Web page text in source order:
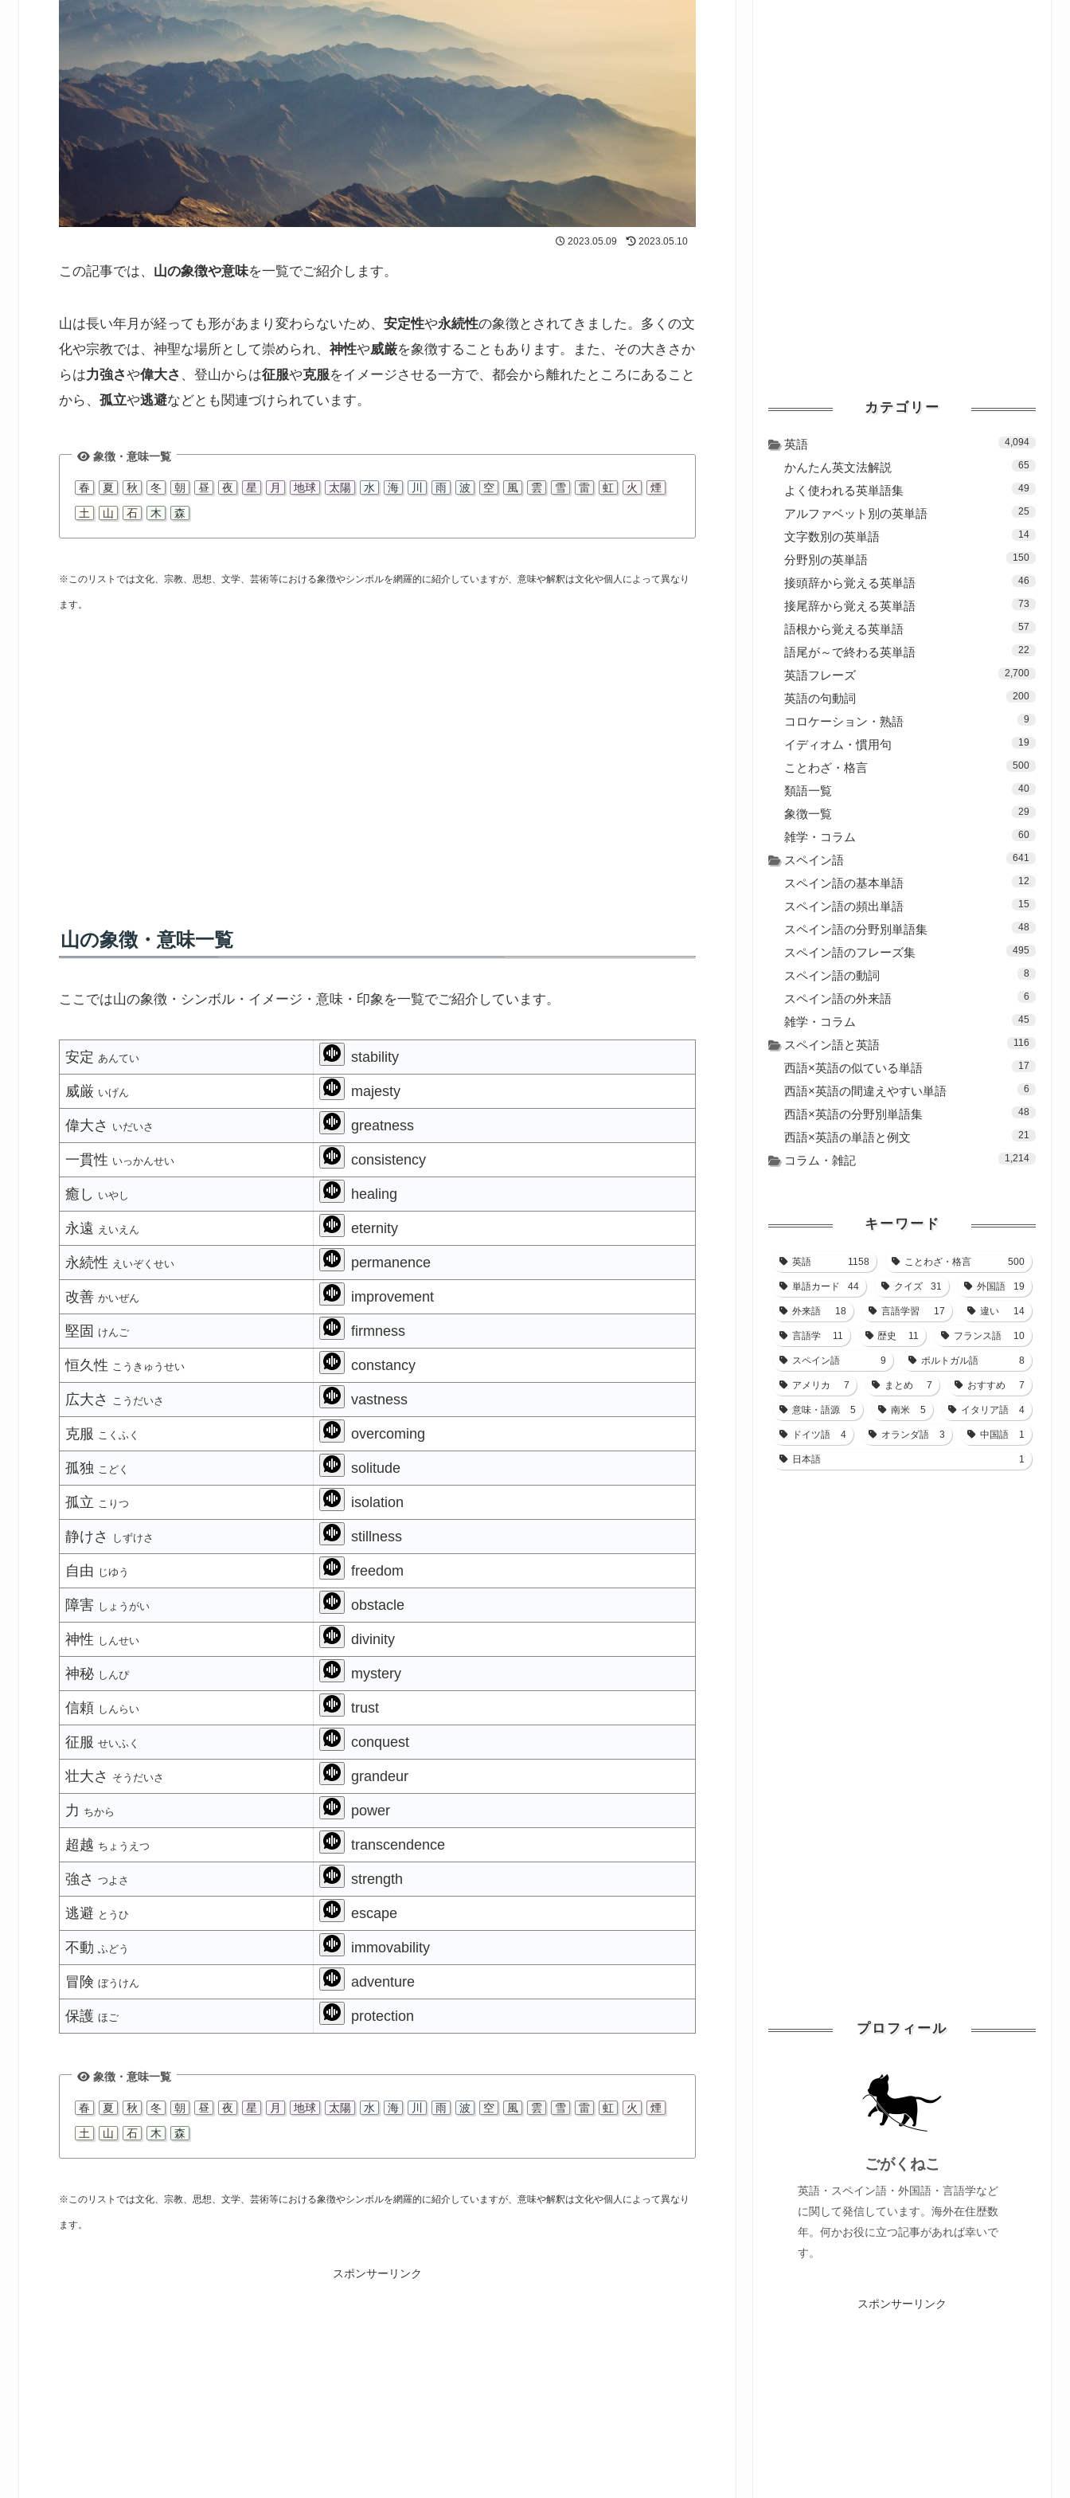
2023.05.09 2023.05.10
この記事では、 山の象徴や意味を一覧でご紹介します。
山は長い年月が経っても形があまり変わらないため、 安定性や永続性の象徴とされてきました。多くの文
化や宗教では、神聖な場所として崇められ、 神性や威厳を象徴することもあります。また、その大きさか
らは力強さや偉大さ 、登山からは征服や克服をイメージさせる一方で、都会から離れたところにあること
から、 孤立や逃避などとも関連づけられています。
象徴・意味一覧
春 夏 秋 冬 朝 昼 夜 星 月 地球 太陽 水 海 川 雨 波 空 風 雲 雪 雷 虹 火
煙
土
山 石 木 森
※このリストでは文化、宗教、思想、文学、芸術等における象徴やシンボルを網羅的に紹介していますが、意味や解釈は文化や個人によって異なり
ます。
山の象徴・意味一覧
ここでは山の象徴・シンボル・イメージ・意味・印象を一覧でご紹介しています。
安定あんてい stability
威厳 いげん majesty
偉大さ いだいさ greatness
一貫性 いっかんせい consistency
癒し いやし healing
永遠 えいえん eternity
永続性 えいぞくせい permanence
改善かいぜん improvement
堅固 けんご firmness
恒久性 こうきゅうせい constancy
広大さ こうだいさ vastness
克服 こくふく overcoming
孤独 こどく solitude
孤立 こりつ isolation
静けさ しずけさ stillness
自由 じゆう freedom
障害 しょうがい obstacle
神性 しんせい divinity
神秘 しんぴ mystery
信頼 しんらい trust
征服せいふく conquest
壮大さ そうだいさ grandeur
力 ちから power
超越 ちょうえつ transcendence
強さつよさ strength
逃避 とうひ escape
不動ふどう immovability
冒険ぼうけん adventure
保護ほご protection
象徴・意味一覧
春 夏 秋 冬 朝 昼 夜 星 月 地球 太陽 水 海 川 雨 波 空 風 雲 雪 雷 虹 火
煙
土
山 石 木 森
※このリストでは文化、宗教、思想、文学、芸術等における象徴やシンボルを網羅的に紹介していますが、意味や解釈は文化や個人によって異なり
ます。
スポンサーリンク
カテゴリー
英語 4,094
かんたん英文法解説 65
よく使われる英単語集 49
アルファベット別の英単語 25
文字数別の英単語 14
分野別の英単語 150
接頭辞から覚える英単語 46
接尾辞から覚える英単語 73
語根から覚える英単語 57
語尾が～で終わる英単語 22
英語フレーズ 2,700
英語の句動詞 200
コロケーション・熟語 9
イディオム・慣用句 19
ことわざ・格言 500
類語一覧 40
象徴一覧 29
雑学・コラム 60
スペイン語 641
スペイン語の基本単語 12
スペイン語の頻出単語 15
スペイン語の分野別単語集 48
スペイン語のフレーズ集 495
スペイン語の動詞 8
スペイン語の外来語 6
雑学・コラム 45
スペイン語と英語 116
西語×英語の似ている単語 17
西語×英語の間違えやすい単語 6
西語×英語の分野別単語集 48
西語×英語の単語と例文 21
コラム・雑記 1,214
キーワード
英語 1158 ことわざ・格言 500
単語カード 44 クイズ 31 外国語 19
外来語 18 言語学習 17 違い 14
言語学 11 歴史 11 フランス語 10
スペイン語 9 ポルトガル語 8
アメリカ 7 まとめ 7 おすすめ 7
意味・語源 5 南米 5 イタリア語 4
ドイツ語 4 オランダ語 3 中国語 1
日本語 1
プロフィール
ごがくねこ
英語・スペイン語・外国語・言語学など
に関して発信しています。海外在住歴数
年。何かお役に立つ記事があれば幸いで
す。
スポンサーリンク